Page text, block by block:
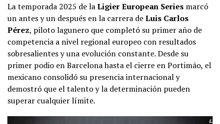
La temporada 2025 de laLigier European Series marcó
un antes y un después en la carrera deLuis Carlos
Pérez, piloto lagunero que completó su primer año de
competencia a nivel regional europeo con resultados
sobresalientes y una evolución constante. Desde su
primer podio en Barcelona hasta el cierre en Portimão, el
mexicano consolidó su presencia internacional y
demostró que el talento y la determinación pueden
superar cualquier límite.